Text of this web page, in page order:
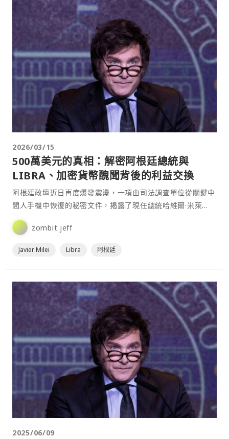
2026/03/15
500萬美元的真相：解密阿根廷總統與
LIBRA、加密貨幣醜聞背後的利益交換
阿根廷政壇近日再度爆發震盪，一項由司法調查單位從關鍵中
間人手機中恢復的秘密文件，揭露了現任總統哈維爾·米萊
（Javier Milei）與加密貨幣計畫「$LIBRA」⋯
zombit jeff
Javier Milei Libra 阿根廷
2025/06/09